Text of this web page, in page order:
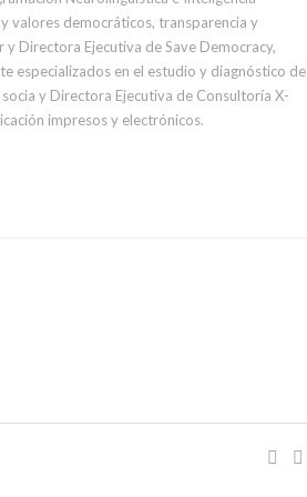
valores democráticos, transparencia y
Directora Ejecutiva de Save Democracy,
especializados en el estudio y diagnóstico de
y Directora Ejecutiva de Consultoría X-
impresos y electrónicos.